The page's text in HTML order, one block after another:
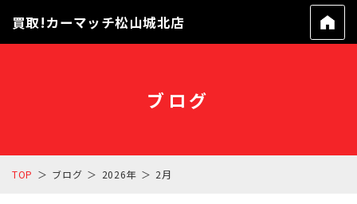
買取!カーマッチ松山城北店
ブログ
TOP ブログ 2026年 2月